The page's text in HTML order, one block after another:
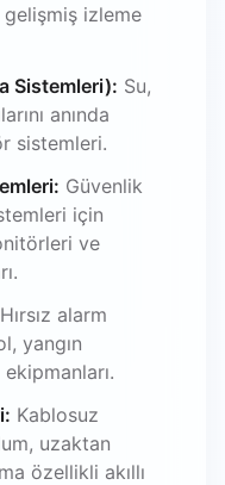
gelişmiş izleme
Sistemleri): Su,
anında
sistemleri.
Güvenlik
için
ve
Hırsız alarm
yangın
Kablosuz
uzaktan
özellikli akıllı